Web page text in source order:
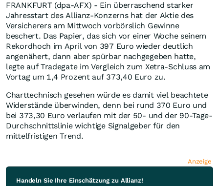
FRANKFURT (dpa-AFX) - Ein überraschend starker
Jahresstart des Allianz-Konzerns hat der Aktie des
Versicherers am Mittwoch vorbörslich Gewinne
beschert. Das Papier, das sich vor einer Woche seinem
Rekordhoch im April von 397 Euro wieder deutlich
angenähert, dann aber spürbar nachgegeben hatte,
legte auf Tradegate im Vergleich zum Xetra-Schluss am
Vortag um 1,4 Prozent auf 373,40 Euro zu.
Charttechnisch gesehen würde es damit viel beachtete
Widerstände überwinden, denn bei rund 370 Euro und
bei 373,30 Euro verlaufen mit der 50- und der 90-Tage-
Durchschnittslinie wichtige Signalgeber für den
mittelfristigen Trend.
Anzeige
Handeln Sie Ihre Einschätzung zu Allianz!